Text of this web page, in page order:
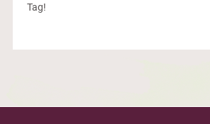
Tag!